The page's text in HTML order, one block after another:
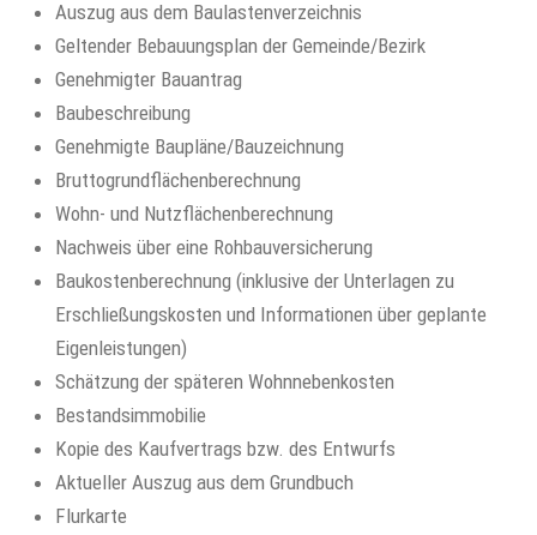
Auszug aus dem Baulastenverzeichnis
Geltender Bebauungsplan der Gemeinde/Bezirk
Genehmigter Bauantrag
Baubeschreibung
Genehmigte Baupläne/Bauzeichnung
Bruttogrundflächenberechnung
Wohn- und Nutzflächenberechnung
Nachweis über eine Rohbauversicherung
Baukostenberechnung (inklusive der Unterlagen zu
Erschließungskosten und Informationen über geplante
Eigenleistungen)
Schätzung der späteren Wohnnebenkosten
Bestandsimmobilie
Kopie des Kaufvertrags bzw. des Entwurfs
Aktueller Auszug aus dem Grundbuch
Flurkarte